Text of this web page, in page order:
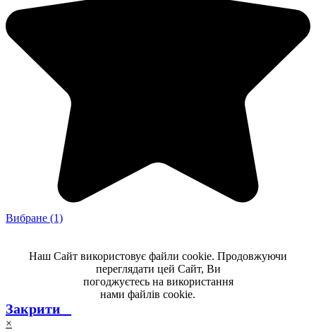
Вибране (1)
Наш Сайт використовує файли cookie. Продовжуючи
переглядати цей Сайт, Ви
погоджуєтесь на використання
нами файлів cookie.
Закрити _
×